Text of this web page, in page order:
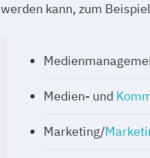
werden kann, zum
Medien- und
Marketing/